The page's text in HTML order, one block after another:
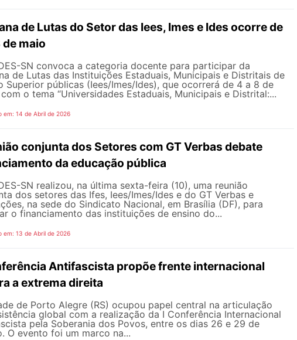
de Lutas do Setor das Iees, Imes e Ides ocorre de
de maio
SN convoca a categoria docente para participar da
de Lutas das Instituições Estaduais, Municipais e Distritais de
Superior públicas (Iees/Imes/Ides), que ocorrerá de 4 a 8 de
o tema “Universidades Estaduais, Municipais e Distrital:...
em: 14 de Abril de 2026
conjunta dos Setores com GT Verbas debate
da educação pública
SN realizou, na última sexta-feira (10), uma reunião
dos setores das Ifes, Iees/Imes/Ides e do GT Verbas e
na sede do Sindicato Nacional, em Brasília (DF), para
o financiamento das instituições de ensino do...
em: 13 de Abril de 2026
Antifascista propõe frente internacional
a extrema direita
de Porto Alegre (RS) ocupou papel central na articulação
global com a realização da I Conferência Internacional
pela Soberania dos Povos, entre os dias 26 e 29 de
O evento foi um marco na...